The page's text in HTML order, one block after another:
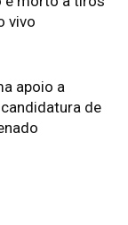
vivo
apoio a
de